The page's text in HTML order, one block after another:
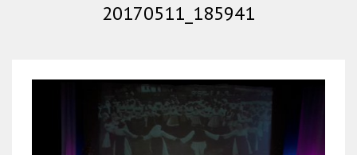
20170511_185941